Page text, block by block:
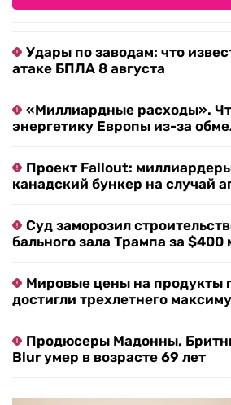
Удары по заводам: что
атаке БПЛА 8 августа
«Миллиардные расходы».
энергетику Европы из-за
Проект Fallout:
канадский бункер на случай
Суд заморозил
бального зала Трампа за $400
Мировые цены на продукты
достигли трехлетнего
Продюсеры Мадонны,
Blur умер в возрасте 69 лет